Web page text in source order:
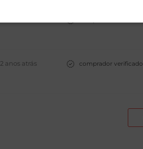
2 anos atrás comprador verificado